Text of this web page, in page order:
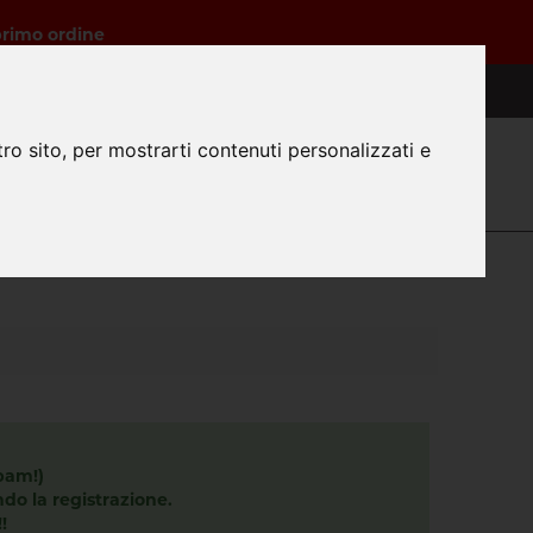
sito, per mostrarti contenuti personalizzati e
ordine
0
la registrazione.